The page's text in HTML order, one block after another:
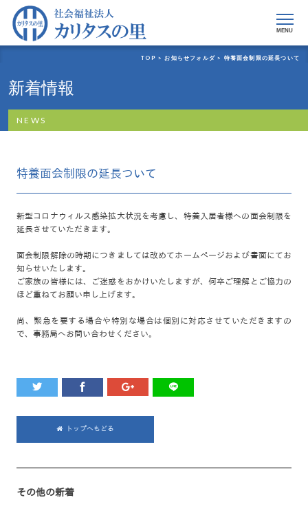
MENU
TOP > お知らせフォルダ > 特養面会制限の延長ついて
新着情報
NEWS
特養面会制限の延長ついて
新型コロナウィルス感染拡大状況を考慮し、特養入居者様への面会制限を
延長させていただきます。
面会制限解除の時期につきましては改めてホームページおよび書面にてお
知らせいたします。
ご家族の皆様には、ご迷惑をおかけいたしますが、何卒ご理解とご協力の
ほど重ねてお願い申し上げます。
尚、緊急を要する場合や特別な場合は個別に対応させていただきますの
で、事務局へお問い合わせください。
トップへもどる
その他の新着